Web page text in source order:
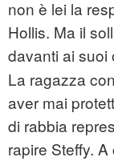
non è lei la
Hollis. Ma il
davanti ai suoi
La ragazza
aver mai
di rabbia
rapire Steffy.